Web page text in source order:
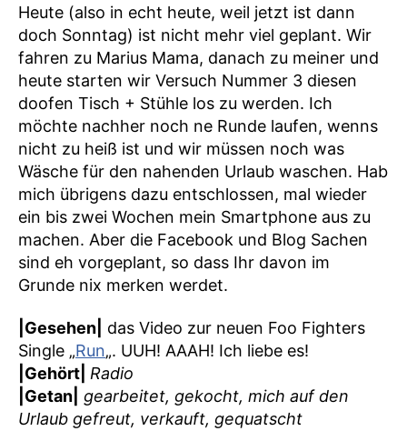
Heute (also in echt heute, weil jetzt ist dann
doch Sonntag) ist nicht mehr viel geplant. Wir
fahren zu Marius Mama, danach zu meiner und
heute starten wir Versuch Nummer 3 diesen
doofen Tisch + Stühle los zu werden. Ich
möchte nachher noch ne Runde laufen, wenns
nicht zu heiß ist und wir müssen noch was
Wäsche für den nahenden Urlaub waschen. Hab
mich übrigens dazu entschlossen, mal wieder
ein bis zwei Wochen mein Smartphone aus zu
machen. Aber die Facebook und Blog Sachen
sind eh vorgeplant, so dass Ihr davon im
Grunde nix merken werdet.
|Gesehen|
das Video zur neuen Foo Fighters
Single „Run„. UUH! AAAH! Ich liebe es!
|Gehört| Radio
|Getan|
gearbeitet, gekocht, mich auf den
Urlaub gefreut, verkauft, gequatscht